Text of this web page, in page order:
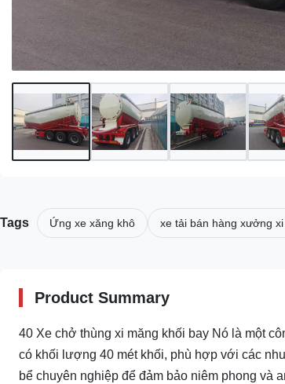
Tags Ứng xe xăng khô xe tải bán hàng xưởng
Product Summary
40 Xe chở thùng xi măng khối bay Nó là một
có khối lượng 40 mét khối, phù hợp với các
bể chuyên nghiệp để đảm bảo niêm phong và